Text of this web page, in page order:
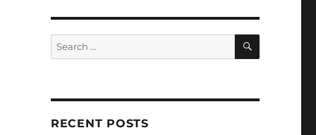
Search
for:
SEARCH
RECENT POSTS